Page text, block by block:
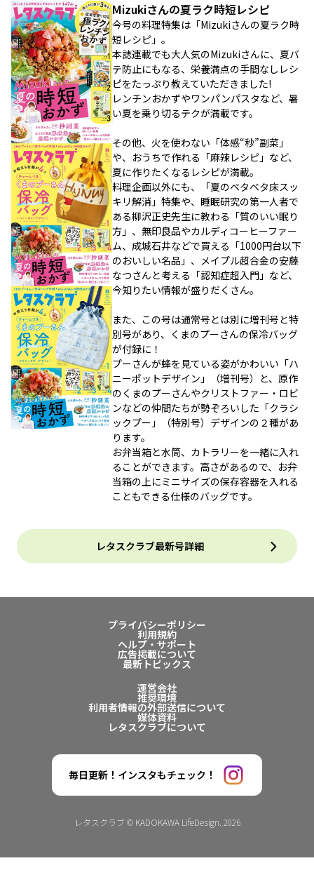
Mizukiさんの夏ラク時短レシピ
今号の料理特集は「Mizukiさんの夏ラク時
短レシピ」。
本誌連載でも大人気のMizukiさんに、夏バ
テ防止にもなる、栄養満点の手間なしレシ
ピをたっぷり教えていただきました!
レンチンおかずやワンパンパスタなど、暑
い夏を乗り切るテクが満載です。
その他、火を使わない「体感“秒”副菜」
や、おうちで作れる「麻辣レシピ」など、
夏に作りたくなるレシピが満載。
料理企画以外にも、「夏のベタベタ床スッ
キリ解消」特集や、睡眠研究の第一人者で
ある柳沢正史先生に教わる「質のいい眠り
方」、無印良品やカルディコーヒーファー
ム、成城石井などで買える「1000円台以下
のおいしい名品」、メイプル超合金の安藤
なつさんと考える「認知症超入門」など、
今知りたい情報が盛りだくさん。
また、この号は通常号とは別に増刊号と特
別号があり、くまのプーさんの保冷バッグ
が付録に！
プーさんが蜂を見ている姿がかわいい「ハ
ニーポットデザイン」（増刊号）と、原作
のくまのプーさんやクリストファー・ロビ
ンなどの仲間たちが勢ぞろいした「クラシ
ックプー」（特別号）デザインの２種があ
ります。
お弁当箱と水筒、カトラリーを一緒に入れ
ることができます。高さがあるので、お弁
当箱の上にミニサイズの保存容器を入れる
こともできる仕様のバッグです。
レタスクラブ最新号詳細
プライバシーポリシー
利用規約
ヘルプ・サポート
広告掲載について
最新トピックス
運営会社
推奨環境
利用者情報の外部送信について
媒体資料
レタスクラブについて
毎日更新！インスタもチェック！
レタスクラブ © KADOKAWA LifeDesign. 2026